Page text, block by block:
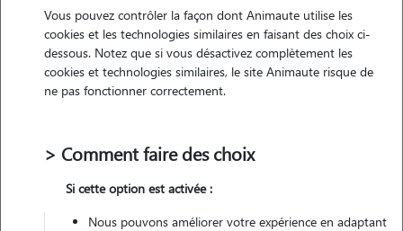
• 22 ans
Pas d'animaux
Non véhiculé
Vous pouvez contrôler la façon dont Animaute utilise les
cookies et les technologies similaires en faisant des choix ci-
dessous. Notez que si vous désactivez complètement les
cookies et technologies similaires, le site Animaute risque de
ne pas fonctionner correctement.
> Comment faire des choix
Si cette option est activée :
Nous pouvons améliorer votre expérience en adaptant